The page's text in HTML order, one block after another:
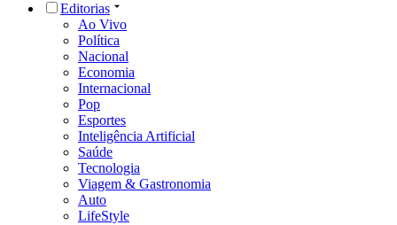
Editorias
Ao Vivo
Política
Nacional
Economia
Internacional
Pop
Esportes
Inteligência Artificial
Saúde
Tecnologia
Viagem & Gastronomia
Auto
LifeStyle